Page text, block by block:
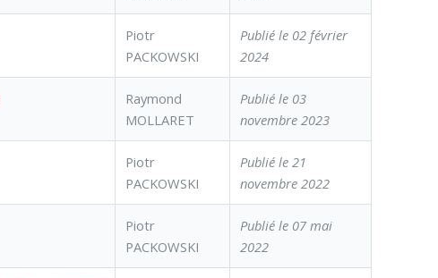
Piotr
PACKOWSKI
Publié le 02 février
2024
Raymond
MOLLARET
Publié le 03
novembre 2023
Piotr
PACKOWSKI
Publié le 21
novembre 2022
Piotr
PACKOWSKI
Publié le 07 mai
2022